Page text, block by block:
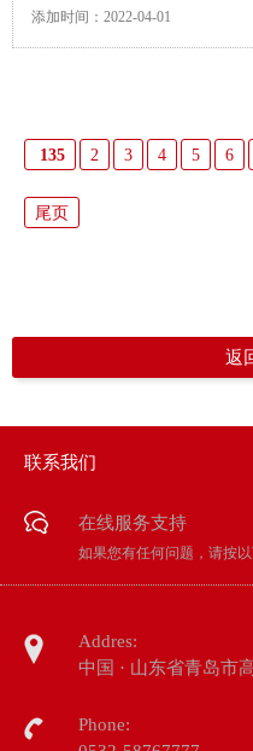
添加时间：2022-04-01
135 2 3 4 5 6
尾页
返
联系我们
在线服务支持
如果您有任何问题，请按
Addres:
中国 · 山东省青岛市
Phone: